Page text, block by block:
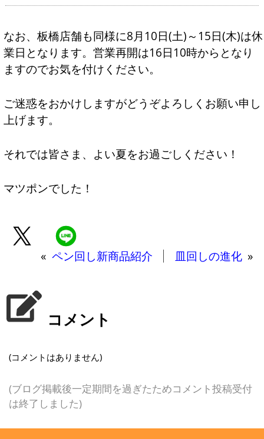
なお、板橋店舗も同様に8月10日(土)～15日(木)は休
業日となります。営業再開は16日10時からとなり
ますのでお気を付けください。
ご迷惑をおかけしますがどうぞよろしくお願い申し
上げます。
それでは皆さま、よい夏をお過ごしください！
マツポンでした！
« ペン回し新商品紹介 皿回しの進化 »
コメント
(コメントはありません)
(ブログ掲載後一定期間を過ぎたためコメント投稿受付
は終了しました)